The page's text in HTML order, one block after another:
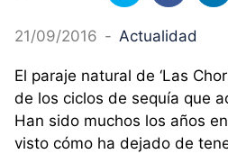
21/09/2016 - Actualidad
El paraje natural de ‘Las
de los ciclos de sequía que
Han sido muchos los años
visto cómo ha dejado de